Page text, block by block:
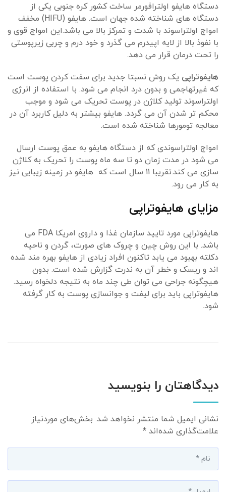
دستگاه هایفو اولترافورمر ساخت کشور کره جنوبی یکی از
دستگاه های شناخته شده جهان است. هایفو (HIFU) مخفف
امواج اولتراسوند با شدت و تمرکز بالا می باشد.این امواج قوی و
با نفوذ بالا از لایه اپیدرم می گذرد و خود درم و چربی زیرپوستی
را تحت درمان قرار می دهد.
هایفوتراپی یک روش نسبتا جدید برای سفت کردن پوست است
که غیرتهاجمی و بدون درد انجام می شود. با استفاده از انرژی
اولتراسوند تولید کلاژن در پوست تحریک می شود و موجب
محکم تر شدن آن می گردد. هایفو بیشتر به دلیل کاربرد آن در
معالجه تومورها شناخته شده است.
امواج اولتراسوندی که از دستگاه هایفو به عمق پوست ارسال
می شود در مدت زمان دو تا سه ماه پوست را تحریک به کلاژن
سازی می کند.تقریبا 11 سال است که هایفو در زمینه زیبایی نیز
به کار می رود.
مزایای هایفوتراپی
هایفوتراپی مورد تایید سازمان غذا و داروی امریکا FDA می
باشد. با این روش چین و چروک های صورت، گردن و ناحیه
دکلته بهبود می یابد تاکنون افراد زیادی از هایفو بهره مند شده
اند و ریسک و خطر آن به ندرت گزارش شده است. بدون
هیچگونه جراحی می توان طی چند ماه به نتیجه دلخواه رسید.
هایفوتراپی باید برای لیفت و جوانسازی پوست به کار گرفته
شود.
دیدگاهتان را بنویسید
نشانی ایمیل شما منتشر نخواهد شد. بخش‌های موردنیاز
علامت‌گذاری شده‌اند *